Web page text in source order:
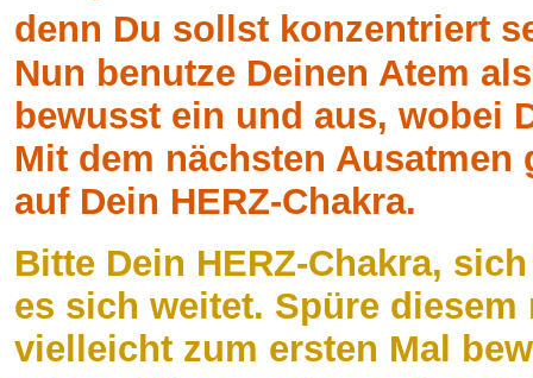
denn Du sollst konzentriert
Nun benutze Deinen Atem
bewusst ein und aus, wobei
Mit dem nächsten
auf Dein HERZ-Chakra.
Bitte Dein HERZ-Chakra,
es sich weitet. Spüre
vielleicht zum ersten Mal